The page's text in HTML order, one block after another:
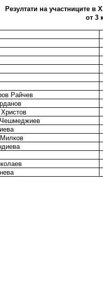
Резултати на участниците в
от 3
Райчев